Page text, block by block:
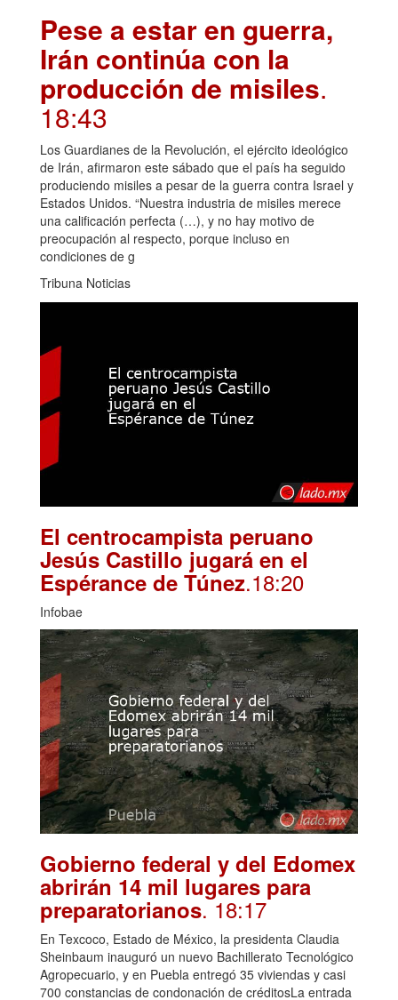
Pese a estar en guerra,
Irán continúa con la
producción de misiles.
18:43
Los Guardianes de la Revolución, el ejército ideológico
de Irán, afirmaron este sábado que el país ha seguido
produciendo misiles a pesar de la guerra contra Israel y
Estados Unidos. “Nuestra industria de misiles merece
una calificación perfecta (…), y no hay motivo de
preocupación al respecto, porque incluso en
condiciones de g
Tribuna Noticias
El centrocampista peruano
Jesús Castillo jugará en el
Espérance de Túnez.18:20
Infobae
Gobierno federal y del Edomex
abrirán 14 mil lugares para
preparatorianos. 18:17
En Texcoco, Estado de México, la presidenta Claudia
Sheinbaum inauguró un nuevo Bachillerato Tecnológico
Agropecuario, y en Puebla entregó 35 viviendas y casi
700 constancias de condonación de créditosLa entrada